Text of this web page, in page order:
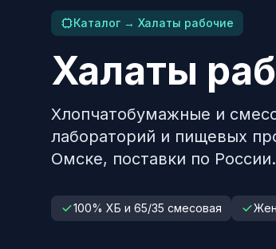
Каталог → Халаты рабочие
Халаты
Хлопчатобумажные и
лабораторий и пищевых
Омске, поставки по России.
100% ХБ и 65/35 смесовая